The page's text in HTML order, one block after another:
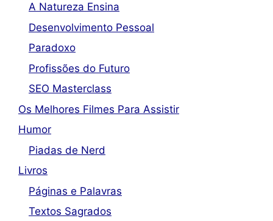
A Natureza Ensina
Desenvolvimento Pessoal
Paradoxo
Profissões do Futuro
SEO Masterclass
Os Melhores Filmes Para Assistir
Humor
Piadas de Nerd
Livros
Páginas e Palavras
Textos Sagrados